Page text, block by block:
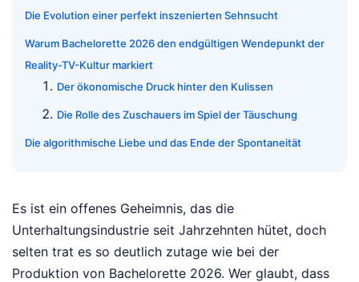
Die Evolution einer perfekt inszenierten Sehnsucht
Warum Bachelorette 2026 den endgültigen Wendepunkt der
Reality-TV-Kultur markiert
Der ökonomische Druck hinter den Kulissen
Die Rolle des Zuschauers im Spiel der Täuschung
Die algorithmische Liebe und das Ende der Spontaneität
Es ist ein offenes Geheimnis, das die
Unterhaltungsindustrie seit Jahrzehnten hütet, doch
selten trat es so deutlich zutage wie bei der
Produktion von Bachelorette 2026. Wer glaubt, dass